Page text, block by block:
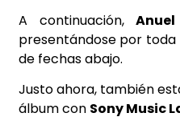
A continuación,Anuel
presentándose por toda
de fechas abajo.
Justo ahora, también
álbum con Sony Music